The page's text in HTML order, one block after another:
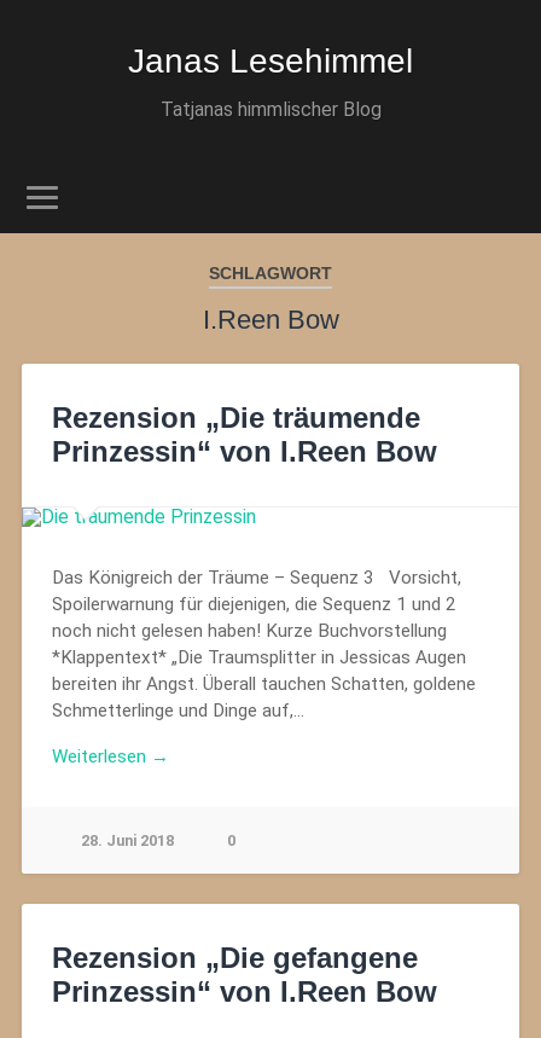
Janas Lesehimmel
Tatjanas himmlischer Blog
SCHLAGWORT
I.Reen Bow
Rezension „Die träumende
Prinzessin“ von I.Reen Bow
Das Königreich der Träume – Sequenz 3 Vorsicht,
Spoilerwarnung für diejenigen, die Sequenz 1 und 2
noch nicht gelesen haben! Kurze Buchvorstellung
*Klappentext* „Die Traumsplitter in Jessicas Augen
bereiten ihr Angst. Überall tauchen Schatten, goldene
Schmetterlinge und Dinge auf,…
Weiterlesen →
28. Juni 2018 0
Rezension „Die gefangene
Prinzessin“ von I.Reen Bow